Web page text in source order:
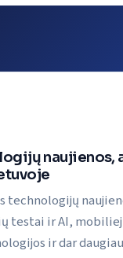
naujienos,
technologijų
testai ir AI,
ir dar